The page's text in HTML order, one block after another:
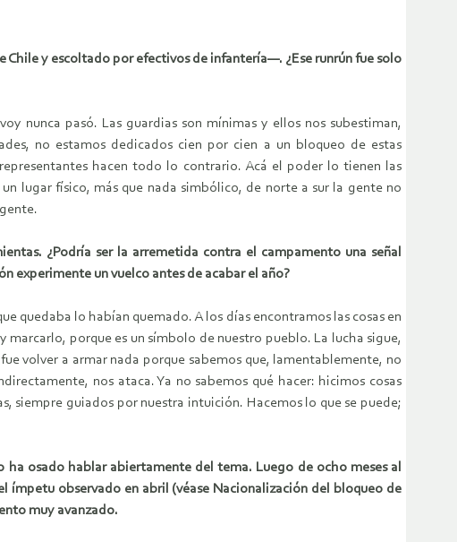
Chile y escoltado por efectivos de infantería—. ¿Ese runrún fue solo
nunca pasó. Las guardias son mínimas y ellos nos subestiman,
no estamos dedicados cien por cien a un bloqueo de estas
hacen todo lo contrario. Acá el poder lo tienen las
lugar físico, más que nada simbólico, de norte a sur la gente no
¿Podría ser la arremetida contra el campamento una señal
experimente un vuelco antes de acabar el año?
quedaba lo habían quemado. A los días encontramos las cosas en
porque es un símbolo de nuestro pueblo. La lucha sigue,
volver a armar nada porque sabemos que, lamentablemente, no
nos ataca. Ya no sabemos qué hacer: hicimos cosas
siempre guiados por nuestra intuición. Hacemos lo que se puede;
osado hablar abiertamente del tema. Luego de ocho meses al
observado en abril (véase Nacionalización del bloqueo de
muy avanzado.